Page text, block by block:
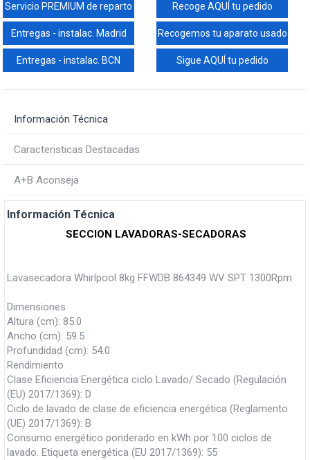
Servicio PREMIUM de reparto Recoge AQUÍ tu pedido
Entregas - instalac. Madrid Recogemos tu aparato usado
Entregas - instalac. BCN Sigue AQUÍ tu pedido
Información Técnica
Caracteristicas Destacadas
A+B Aconseja
Información Técnica
SECCION LAVADORAS-SECADORAS
Lavasecadora Whirlpool 8kg FFWDB 864349 WV SPT 1300Rpm
Dimensiones
Altura (cm): 85.0
Ancho (cm): 59.5
Profundidad (cm): 54.0
Rendimiento
Clase Eficiencia Energética ciclo Lavado/ Secado (Regulación
(EU) 2017/1369): D
Ciclo de lavado de clase de eficiencia energética (Reglamento
(UE) 2017/1369): B
Consumo energético ponderado en kWh por 100 ciclos de
lavado. Etiqueta energética (EU 2017/1369): 55